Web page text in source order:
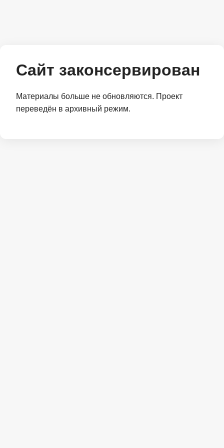
Сайт законсервирован
Материалы больше не обновляются. Проект
переведён в архивный режим.